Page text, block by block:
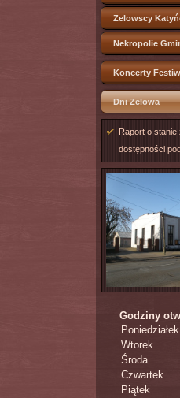
Zelowscy
Nekropolie
Koncerty
Dni Zelowa
Raport o stanie
dostępności
Godziny
Poniedziałek
Wtorek
Środa
Czwartek
Piątek